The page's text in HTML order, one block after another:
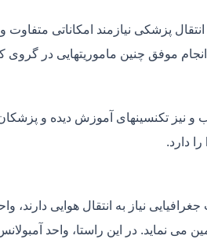
پزشکی نیازمند امکاناتی
انجام موفق چنین ماموریتهایی در
و نیز تکنسینهای آموزش دیده و
نیاز به انتقال هوایی دارند،
می نماید. در این راستا، واحد